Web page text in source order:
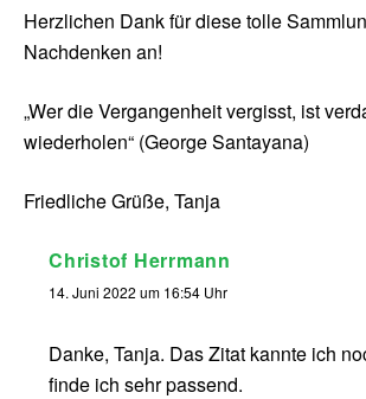
Herzlichen Dank für diese tolle
Nachdenken an!
„Wer die Vergangenheit vergisst, ist
wiederholen“ (George Santayana)
Friedliche Grüße, Tanja
Christof Herrmann
14. Juni 2022 um 16:54 Uhr
Danke, Tanja. Das Zitat kannte ich
finde ich sehr passend.